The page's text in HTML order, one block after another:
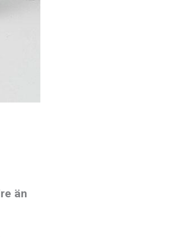
än